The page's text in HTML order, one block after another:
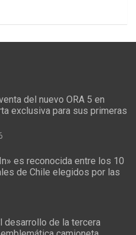
del nuevo ORA 5 en
exclusiva para sus primeras
es reconocida entre los 10
de Chile elegidos por las
desarrollo de la tercera